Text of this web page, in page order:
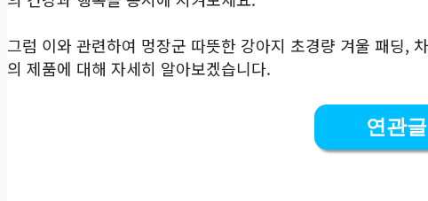
그럼 이와 관련하여 멍장군 따뜻한 강아지 초경량 겨울 패딩,
의 제품에 대해 자세히 알아보겠습니다.
연관글